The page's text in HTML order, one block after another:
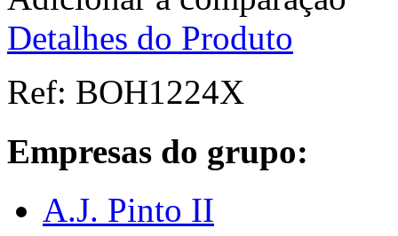
Detalhes do Produto
Ref: BOH1224X
Empresas do grupo:
A.J. Pinto II